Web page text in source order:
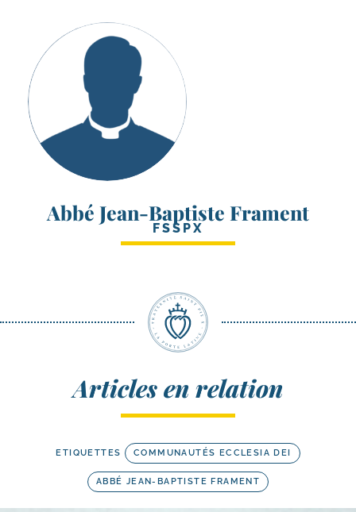
Abbé Jean-Baptiste Frament
FSSPX
Articles en relation
ETIQUETTES COMMUNAUTÉS ECCLESIA DEI
ABBÉ JEAN-BAPTISTE FRAMENT